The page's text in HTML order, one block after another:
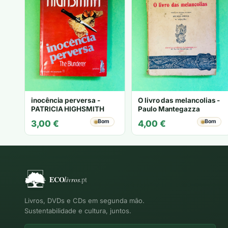
inocência perversa -
PATRICIA HIGHSMITH
3,00 € Bom
O livro das melancolias -
Paulo Mantegazza
4,00 € Bom
Livros, DVDs e CDs em segunda mão.
Sustentabilidade e cultura, juntos.